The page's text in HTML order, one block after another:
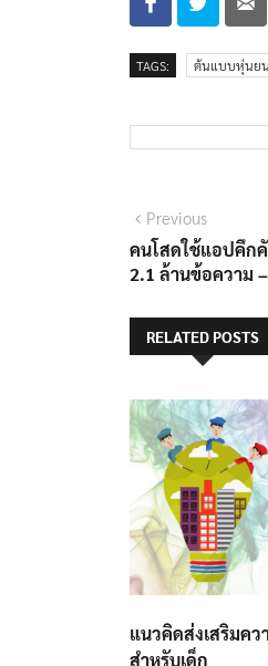
TAGS: ต้นแบบหุ่นย
แนะแนว
เรื่อง
PreviousPrevious
post:
คนโสดใช้แอปคึก
2.1 ล้านข้อความ
RELATED POSTS
แนวคิดส่งเสริมคว
สำหรับเด็ก